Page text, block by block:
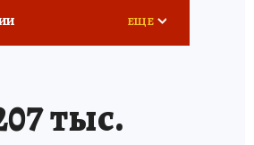
ЕЩЕ
тыс.